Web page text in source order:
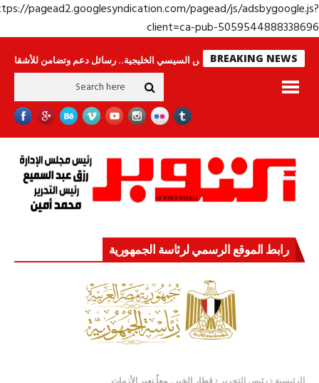
https://pagead2.googlesyndication.com/pagead/js/
client=ca-pub-
BREAKING NEWS
جولة الرئيس السيسي الخليجية.. رسائل دعم وتضامن للأشقاء جهاز
رابط الموقع الرسمي لرئاسة الجمهورية